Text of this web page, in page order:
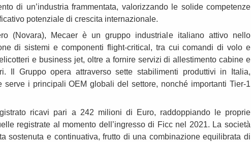
di un’industria frammentata, valorizzando le solide competenze
potenziale di crescita internazionale.
(Novara), Mecaer è un gruppo industriale italiano attivo nello
di sistemi e componenti flight-critical, tra cui comandi di volo e
e business jet, oltre a fornire servizi di allestimento cabine e
Il Gruppo opera attraverso sette stabilimenti produttivi in Italia,
serve i principali OEM globali del settore, nonché importanti Tier‑1
ricavi pari a 242 milioni di Euro, raddoppiando le proprie
registrate al momento dell’ingresso di Ficc nel 2021. La società
sostenuta e continuativa, frutto di una combinazione equilibrata di